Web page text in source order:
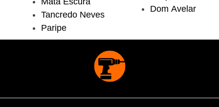
Tancredo Neves
Paripe
Dom Avelar